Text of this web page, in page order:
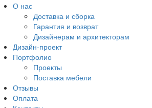
О нас
Доставка и сборка
Гарантия и возврат
Дизайнерам и архитекторам
Дизайн-проект
Портфолио
Проекты
Поставка мебели
Отзывы
Оплата